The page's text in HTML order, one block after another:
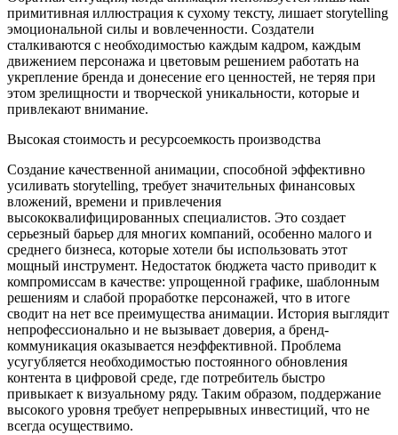
примитивная иллюстрация к сухому тексту, лишает storytelling
эмоциональной силы и вовлеченности. Создатели
сталкиваются с необходимостью каждым кадром, каждым
движением персонажа и цветовым решением работать на
укрепление бренда и донесение его ценностей, не теряя при
этом зрелищности и творческой уникальности, которые и
привлекают внимание.
Высокая стоимость и ресурсоемкость производства
Создание качественной анимации, способной эффективно
усиливать storytelling, требует значительных финансовых
вложений, времени и привлечения
высококвалифицированных специалистов. Это создает
серьезный барьер для многих компаний, особенно малого и
среднего бизнеса, которые хотели бы использовать этот
мощный инструмент. Недостаток бюджета часто приводит к
компромиссам в качестве: упрощенной графике, шаблонным
решениям и слабой проработке персонажей, что в итоге
сводит на нет все преимущества анимации. История выглядит
непрофессионально и не вызывает доверия, а бренд-
коммуникация оказывается неэффективной. Проблема
усугубляется необходимостью постоянного обновления
контента в цифровой среде, где потребитель быстро
привыкает к визуальному ряду. Таким образом, поддержание
высокого уровня требует непрерывных инвестиций, что не
всегда осуществимо.